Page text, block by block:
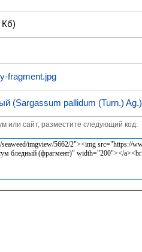
Кб)
fragment.jpg
(Sargassum pallidum (Turn.) Ag.)
или сайт, разместите следующий код: